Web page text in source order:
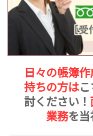
日々の帳簿
持ちの方はこ
討ください！
業務を当